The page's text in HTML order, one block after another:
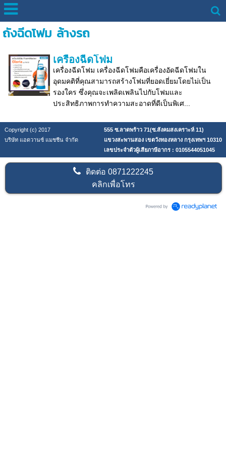
ถังฉีดโฟม ล้างรถ
เครื่องฉีดโฟม
เครื่องฉีดโฟม เครื่องฉีดโฟมคือเครื่องอัดฉีดโฟมใน
อุดมคติที่คุณสามารถสร้างโฟมที่ยอดเยี่ยมโดยไม่เป็น
รองใคร ซึ่งคุณจะเพลิดเพลินไปกับโฟมและ
ประสิทธิภาพการทำความสะอาดที่ดีเป็นพิเศ...
Copyright (c) 2017
555 ซ.ลาดพร้าว 71(ซ.สังคมสงเคราะห์ 11)
บริษัท แอดวานซ์ แมชชีน จำกัด
แขวงสะพานสอง เขตวังทองหลาง กรุงเทพฯ 10310
เลขประจำตัวผู้เสียภาษีอากร : 0105544051045
ติดต่อ0871222245
คลิกเพื่อโทร